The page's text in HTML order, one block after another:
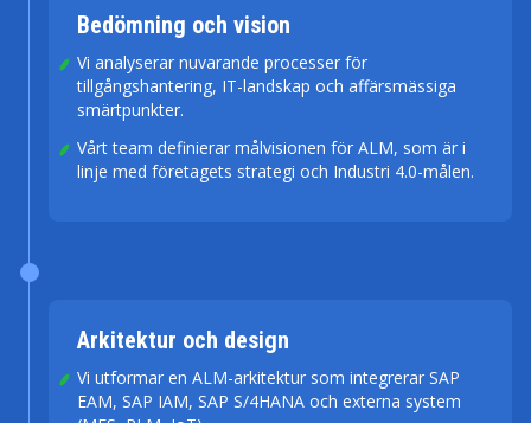
Bedömning och vision
Vi analyserar nuvarande processer för
tillgångshantering, IT-landskap och affärsmässiga
smärtpunkter.
Vårt team definierar målvisionen för ALM, som är i
linje med företagets strategi och Industri 4.0-målen.
Arkitektur och design
Vi utformar en ALM-arkitektur som integrerar SAP
EAM, SAP IAM, SAP S/4HANA och externa system